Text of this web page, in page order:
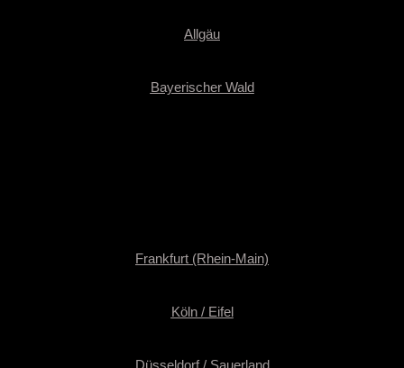
Allgäu
Bayerischer Wald
Frankfurt (Rhein-Main)
Köln / Eifel